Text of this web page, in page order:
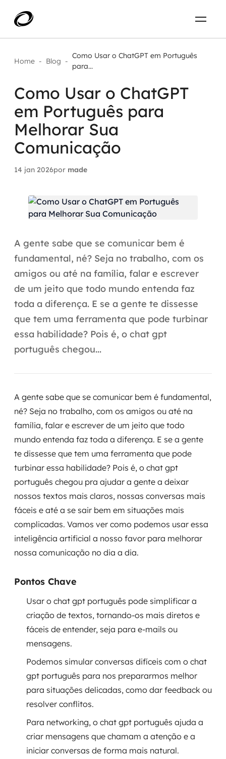
Aplicar IA com impacto real
AI / Machine Learning
IA Generativa
Aceleradores de IA
Integração de IA
RPA e hiperautomação
AI Day
Transformar dados em decisão
Data Analytics
Data Platforms
Business Intelligence
Data Lakes & Warehouses
Governança de dados
Modernização de aplicações
Desenvolvimento web e mobile
Modernização tecnológica
Arquitetura de soluções
Migração para Cloud
Transformação digital
UX / UI design
Sustentação de aplicações
SRE / DevOps
Monitoramento 24x7
Suporte a banco de dados
Projetos
Carreira
Home - Blog -
Como Usar o ChatGPT em Português
para...
Como Usar o ChatGPT
em Português para
Melhorar Sua
Comunicação
14 jan 2026por made
A gente sabe que se comunicar bem é
fundamental, né? Seja no trabalho, com os
amigos ou até na família, falar e escrever
de um jeito que todo mundo entenda faz
toda a diferença. E se a gente te dissesse
que tem uma ferramenta que pode turbinar
essa habilidade? Pois é, o chat gpt
português chegou...
A gente sabe que se comunicar bem é fundamental,
né? Seja no trabalho, com os amigos ou até na
família, falar e escrever de um jeito que todo
mundo entenda faz toda a diferença. E se a gente
te dissesse que tem uma ferramenta que pode
turbinar essa habilidade? Pois é, o chat gpt
português chegou pra ajudar a gente a deixar
nossos textos mais claros, nossas conversas mais
fáceis e até a se sair bem em situações mais
complicadas. Vamos ver como podemos usar essa
inteligência artificial a nosso favor para melhorar
nossa comunicação no dia a dia.
Pontos Chave
Usar o chat gpt português pode simplificar a
criação de textos, tornando-os mais diretos e
fáceis de entender, seja para e-mails ou
mensagens.
Podemos simular conversas difíceis com o chat
gpt português para nos prepararmos melhor
para situações delicadas, como dar feedback ou
resolver conflitos.
Para networking, o chat gpt português ajuda a
criar mensagens que chamam a atenção e a
iniciar conversas de forma mais natural.